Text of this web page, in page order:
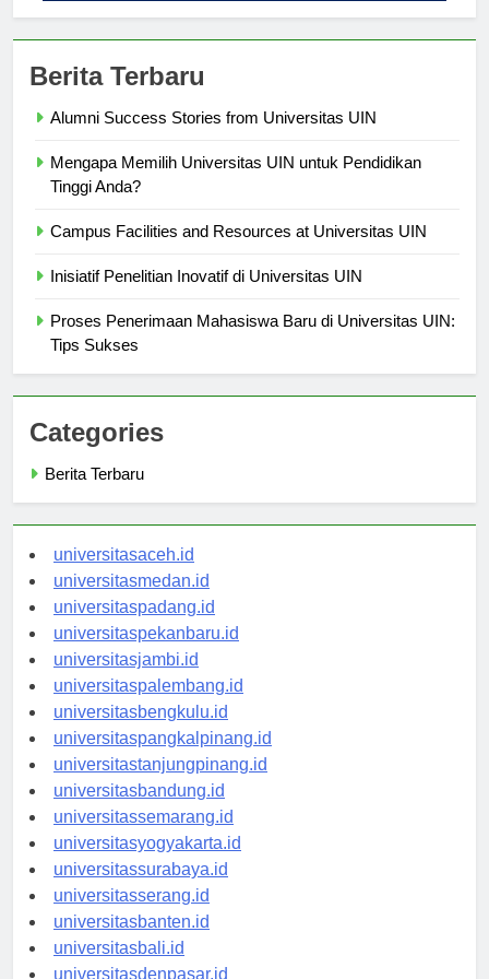
Mengapa Memilih Universitas UIN untuk Pendidikan
Proses Penerimaan Mahasiswa Baru di Universitas UIN:
Categories
universitasaceh.id
universitasmedan.id
universitaspadang.id
universitaspekanbaru.id
universitasjambi.id
universitaspalembang.id
universitasbengkulu.id
universitaspangkalpinang.id
universitastanjungpinang.id
universitasbandung.id
universitassemarang.id
universitasyogyakarta.id
universitassurabaya.id
universitasserang.id
universitasbanten.id
universitasbali.id